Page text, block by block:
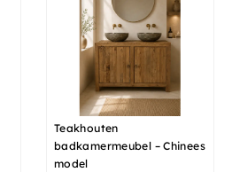
Teakhouten
badkamermeubel – Chinees
model